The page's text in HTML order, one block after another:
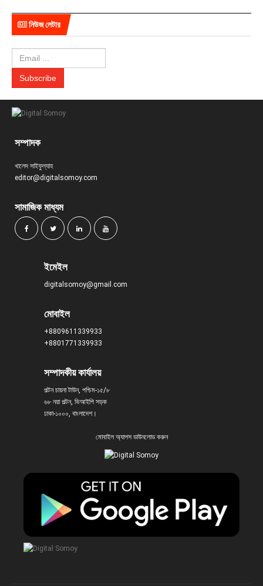
নিউজ লেটার
সম্পাদক
খালেদ সাইফুল্যাহ
editor@digitalsomoy.com
সামাজিক মাধ্যম
ইমেইল
digitalsomoy@gmail.com
মোবাইল
+8809611339933
+8801771339933
সম্পাদকীয় কার্যালয়
পল্টন চায়না টাউন, পশ্চিম-১৫/৮
৬৮ নয়া পল্টন, ভিআইপি সড়ক
ঢাকা-১০০০, বাংলাদেশ।
মোবাইল অ্যাপস ডাউনলোড করুন